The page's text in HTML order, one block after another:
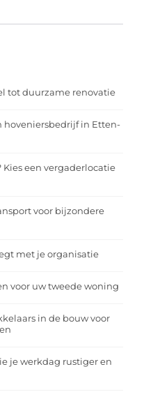
tot duurzame renovatie
hoveniersbedrijf in Etten-
een vergaderlocatie
voor bijzondere
met je organisatie
voor uw tweede woning
in de bouw voor
je werkdag rustiger en